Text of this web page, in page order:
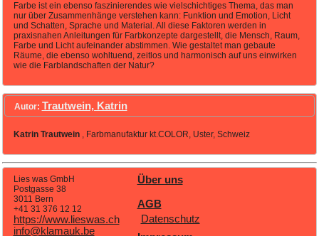
Farbe ist ein ebenso faszinierendes wie vielschichtiges Thema, das man
nur über Zusammenhänge verstehen kann: Funktion und Emotion, Licht
und Schatten, Sprache und Material. All diese Faktoren werden in
praxisnahen Anleitungen für Farbkonzepte dargestellt, die Mensch, Raum,
Farbe und Licht aufeinander abstimmen. Wie gestaltet man gebaute
Räume, die ebenso wohltuend, zeitlos und harmonisch auf uns einwirken
wie die Farblandschaften der Natur?
Autor: Trautwein, Katrin
Katrin Trautwein, Farbmanufaktur kt.COLOR, Uster, Schweiz
Lies was GmbH
Postgasse 38
3011 Bern
+41 31 376 12 12
https://www.lieswas.ch
info@klamauk.be
Über uns
AGB
Datenschutz